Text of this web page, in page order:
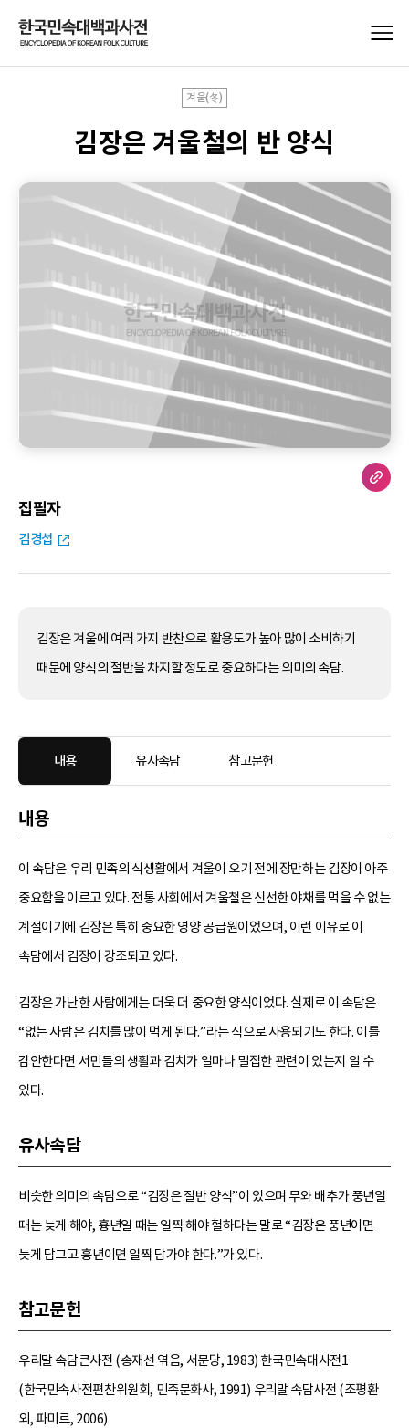
겨울(冬)
김장은 겨울철의 반 양식
집필자
김경섭
김장은 겨울에 여러 가지 반찬으로 활용도가 높아 많이 소비하기
때문에 양식의 절반을 차지할 정도로 중요하다는 의미의 속담.
내용 유사속담 참고문헌
내용
이 속담은 우리 민족의 식생활에서 겨울이 오기 전에 장만하는 김장이 아주
중요함을 이르고 있다. 전통 사회에서 겨울철은 신선한 야채를 먹을 수 없는
계절이기에 김장은 특히 중요한 영양 공급원이었으며, 이런 이유로 이
속담에서 김장이 강조되고 있다.
김장은 가난한 사람에게는 더욱 더 중요한 양식이었다. 실제로 이 속담은
“없는 사람은 김치를 많이 먹게 된다.”라는 식으로 사용되기도 한다. 이를
감안한다면 서민들의 생활과 김치가 얼마나 밀접한 관련이 있는지 알 수
있다.
유사속담
비슷한 의미의 속담으로 “김장은 절반 양식”이 있으며 무와 배추가 풍년일
때는 늦게 해야, 흉년일 때는 일찍 해야 헐하다는 말로 “김장은 풍년이면
늦게 담그고 흉년이면 일찍 담가야 한다.”가 있다.
참고문헌
우리말 속담큰사전 (송재선 엮음, 서문당, 1983) 한국민속대사전1
(한국민속사전편찬위원회, 민족문화사, 1991) 우리말 속담사전 (조평환
외, 파미르, 2006)